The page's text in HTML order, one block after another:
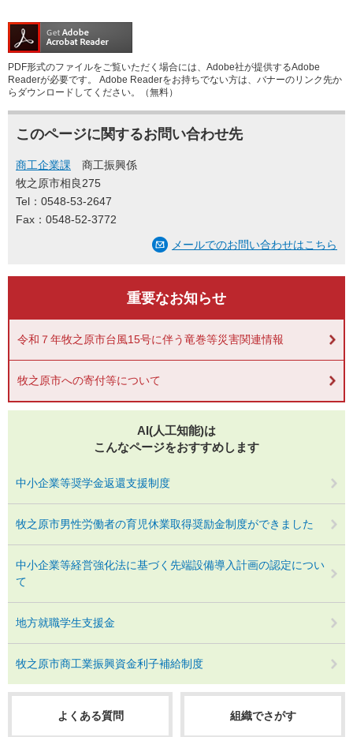
PDF形式のファイルをご覧いただく場合には、Adobe社が提供するAdobe
Readerが必要です。
Adobe Readerをお持ちでない方は、バナーのリンク先か
らダウンロードしてください。（無料）
このページに関するお問い合わせ先
商工企業課
商工振興係
牧之原市相良275
Tel：0548-53-2647
Fax：0548-52-3772
メールでのお問い合わせはこちら
重要なお知らせ
令和７年牧之原市台風15号に伴う竜巻等災害関連情報
牧之原市への寄付等について
AI(人工知能)は
こんなページをおすすめします
中小企業等奨学金返還支援制度
牧之原市男性労働者の育児休業取得奨励金制度ができました
中小企業等経営強化法に基づく先端設備導入計画の認定につい
て
地方就職学生支援金
牧之原市商工業振興資金利子補給制度
よくある質問 組織でさがす